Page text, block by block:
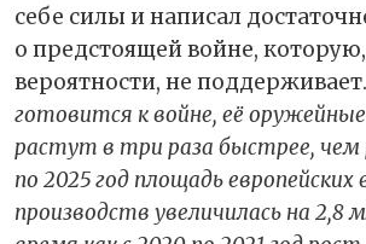
себе силы и написал
о предстоящей войне,
вероятности, не поддерживает.
готовится к войне, её
растут в три раза быстрее, чем
по 2025 год площадь европейских
производств увеличилась на 2,8